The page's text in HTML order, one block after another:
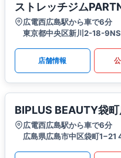
ストレッチジム
広電西広島駅から車で6分
東京都中央区新川2-18-
店舗情報
BIPLUS BEAUTY袋
広電西広島駅から車で6分
広島県広島市中区袋町1−21